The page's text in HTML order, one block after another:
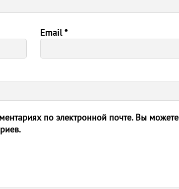
Email*
по электронной почте. Вы можете